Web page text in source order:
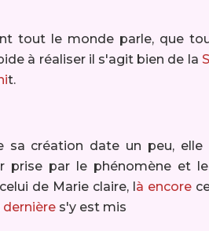
tout le monde parle, que
à réaliser il s'agit bien de la
t.
sa création date un peu,
prise par le phénomène et
celui de Marie claire, là encore
dernière s'y est mis